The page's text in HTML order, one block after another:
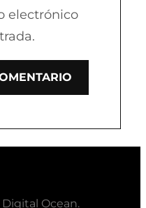
electrónico
Ocean.